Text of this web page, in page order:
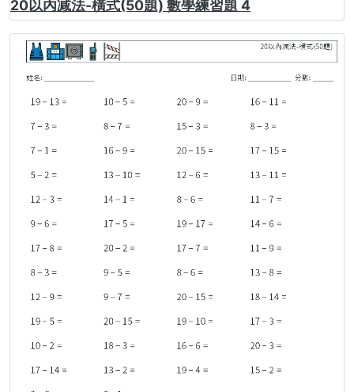
20以內减法-橫式(50題) 數學練習題 4